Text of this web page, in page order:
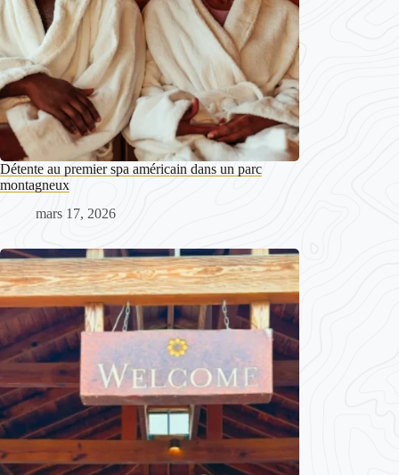
Détente au premier spa américain dans un parc
montagneux
mars 17, 2026